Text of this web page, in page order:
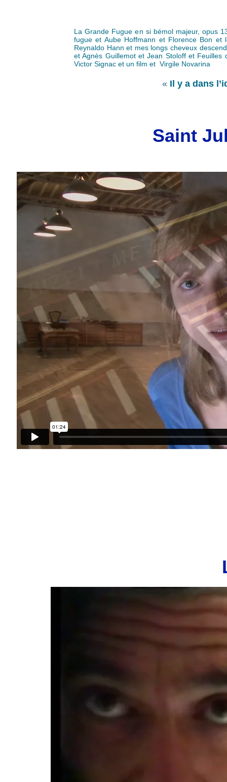
La Grande Fugue en si bémol majeur, opus
fugue et Aube Hoffmann et Florence Bon et
Reynaldo Hann et mes longs cheveux
et Agnès Guillemot et Jean Stoloff et Feuilles
Victor Signac et un film et Virgile Novarina
« Il y a dans
Saint